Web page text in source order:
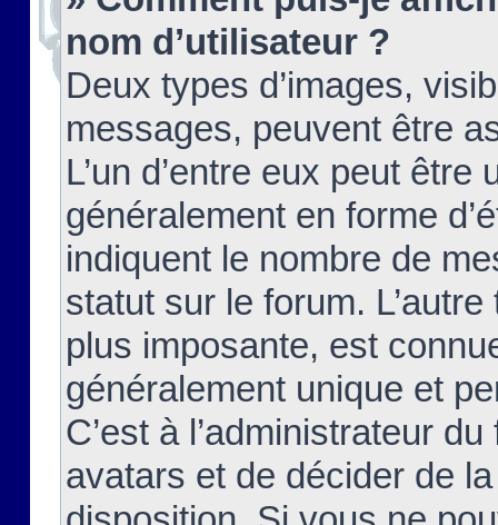
nom d’utilisateur ?
Deux types d’images,
messages, peuvent être
L’un d’entre eux peut
généralement en forme
indiquent le nombre de
statut sur le forum.
plus imposante, est
généralement unique et
C’est à l’administrateur
avatars et de décider de